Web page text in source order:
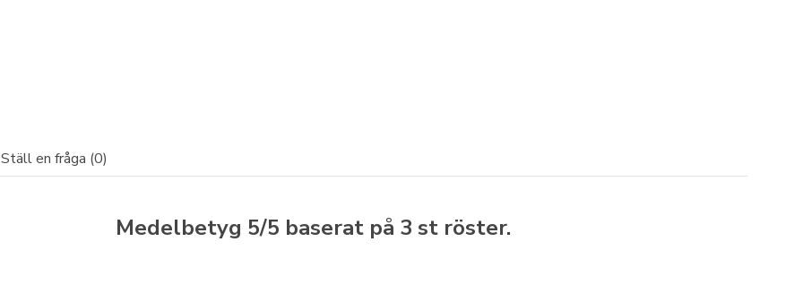
Ställ en fråga (0)
Medelbetyg 5/5 baserat på 3 st röster.